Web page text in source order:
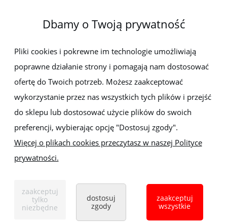
Pomoc
Dostawa i płatności
Moje konto
Gwarancja i zwroty
O firmie
Handlowa 1, 35-103 Rzeszów
Tel:
+48 17 853 90 49 +48 668 191 214
Dbamy o Twoją prywatność
Pliki cookies i pokrewne im technologie umożliwiają
poprawne działanie strony i pomagają nam dostosować
ofertę do Twoich potrzeb. Możesz zaakceptować
wykorzystanie przez nas wszystkich tych plików i przejść
do sklepu lub dostosować użycie plików do swoich
preferencji, wybierając opcję "Dostosuj zgody".
Więcej o plikach cookies przeczytasz w naszej Polityce
prywatności.
zaakceptuj
tylko
niezbędne
dostosuj
zgody
zaakceptuj
wszystkie